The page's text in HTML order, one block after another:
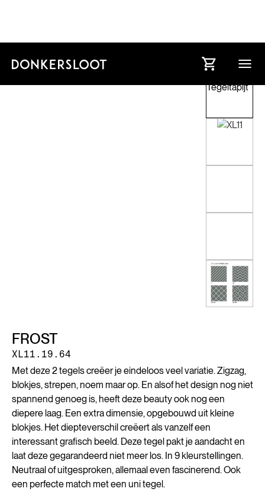
FROST
XL11.19.64
Met deze 2 tegels creëer je eindeloos veel variatie. Zigzag,
blokjes, strepen, noem maar op. En alsof het design nog niet
spannend genoeg is, heeft deze beauty ook nog een
diepere laag. Een extra dimensie, opgebouwd uit kleine
blokjes. Het diepteverschil creëert als vanzelf een
interessant grafisch beeld. Deze tegel pakt je aandacht en
laat deze gegarandeerd niet meer los. In 9 kleurstellingen.
Neutraal of uitgesproken, allemaal even fascinerend. Ook
een perfecte match met een uni tegel.